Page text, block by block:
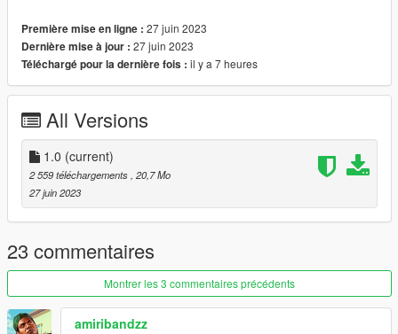
Première mise en ligne : 27 juin 2023
Dernière mise à jour : 27 juin 2023
Téléchargé pour la dernière fois : il y a 7 heures
All Versions
1.0 (current)
2 559 téléchargements, 20,7 Mo
27 juin 2023
23 commentaires
Montrer les 3 commentaires précédents
amiribandzz